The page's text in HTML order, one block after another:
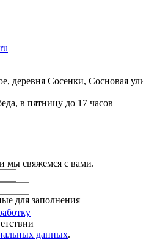
деревня Сосенки, Сосновая
в пятницу до 17 часов
мы свяжемся с вами.
для заполнения
данных.